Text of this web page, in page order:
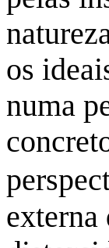
os
numa
externa